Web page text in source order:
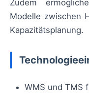
Zudem
Modelle zwischen
Kapazitätsplanung.
WMS und TMS